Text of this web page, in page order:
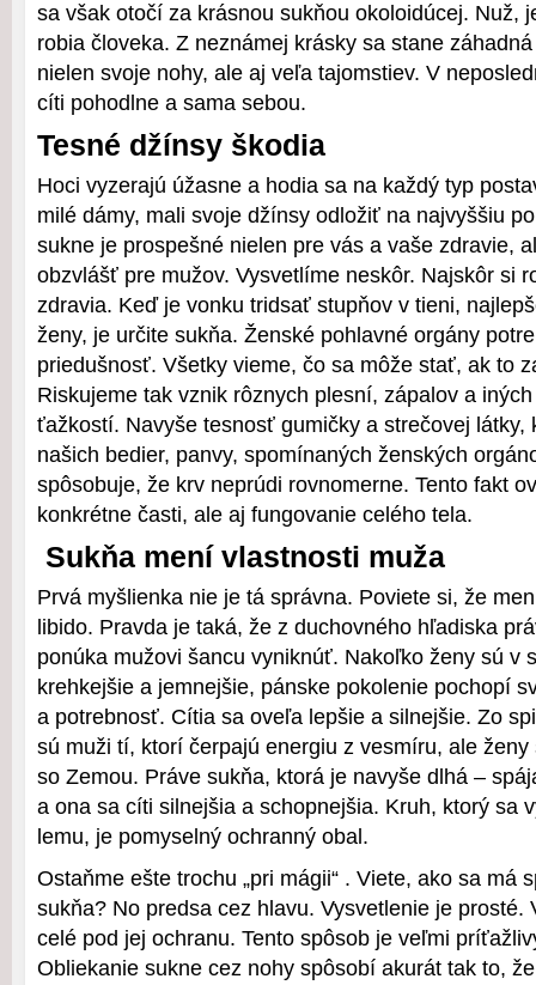
sa však otočí za krásnou sukňou okoloidúcej. Nuž,
robia človeka. Z neznámej krásky sa stane
nielen svoje nohy, ale aj veľa tajomstiev. V
cíti pohodlne a sama sebou.
Tesné džínsy škodia
Hoci vyzerajú úžasne a hodia sa na každý typ
milé dámy, mali svoje džínsy odložiť na najvyššiu
sukne je prospešné nielen pre vás a vaše zdravie,
obzvlášť pre mužov. Vysvetlíme neskôr. Najskôr si
zdravia. Keď je vonku tridsať stupňov v tieni,
ženy, je určite sukňa. Ženské pohlavné orgány
priedušnosť. Všetky vieme, čo sa môže stať, ak to
Riskujeme tak vznik rôznych plesní, zápalov a
ťažkostí. Navyše tesnosť gumičky a strečovej látky,
našich bedier, panvy, spomínaných ženských
spôsobuje, že krv neprúdi rovnomerne. Tento fakt
konkrétne časti, ale aj fungovanie celého tela.
Sukňa mení vlastnosti muža
Prvá myšlienka nie je tá správna. Poviete si, že
libido. Pravda je taká, že z duchovného hľadiska
ponúka mužovi šancu vyniknúť. Nakoľko ženy sú v
krehkejšie a jemnejšie, pánske pokolenie pochopí
a potrebnosť. Cítia sa oveľa lepšie a silnejšie. Zo
sú muži tí, ktorí čerpajú energiu z vesmíru, ale
so Zemou. Práve sukňa, ktorá je navyše dlhá –
a ona sa cíti silnejšia a schopnejšia. Kruh, ktorý sa
lemu, je pomyselný ochranný obal.
Ostaňme ešte trochu „pri mágii“ . Viete, ako sa má
sukňa? No predsa cez hlavu. Vysvetlenie je prosté.
celé pod jej ochranu. Tento spôsob je veľmi
Obliekanie sukne cez nohy spôsobí akurát tak to,